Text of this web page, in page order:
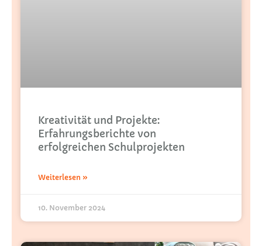
Kreativität und Projekte:
Erfahrungsberichte von
erfolgreichen Schulprojekten
Weiterlesen »
10. November 2024